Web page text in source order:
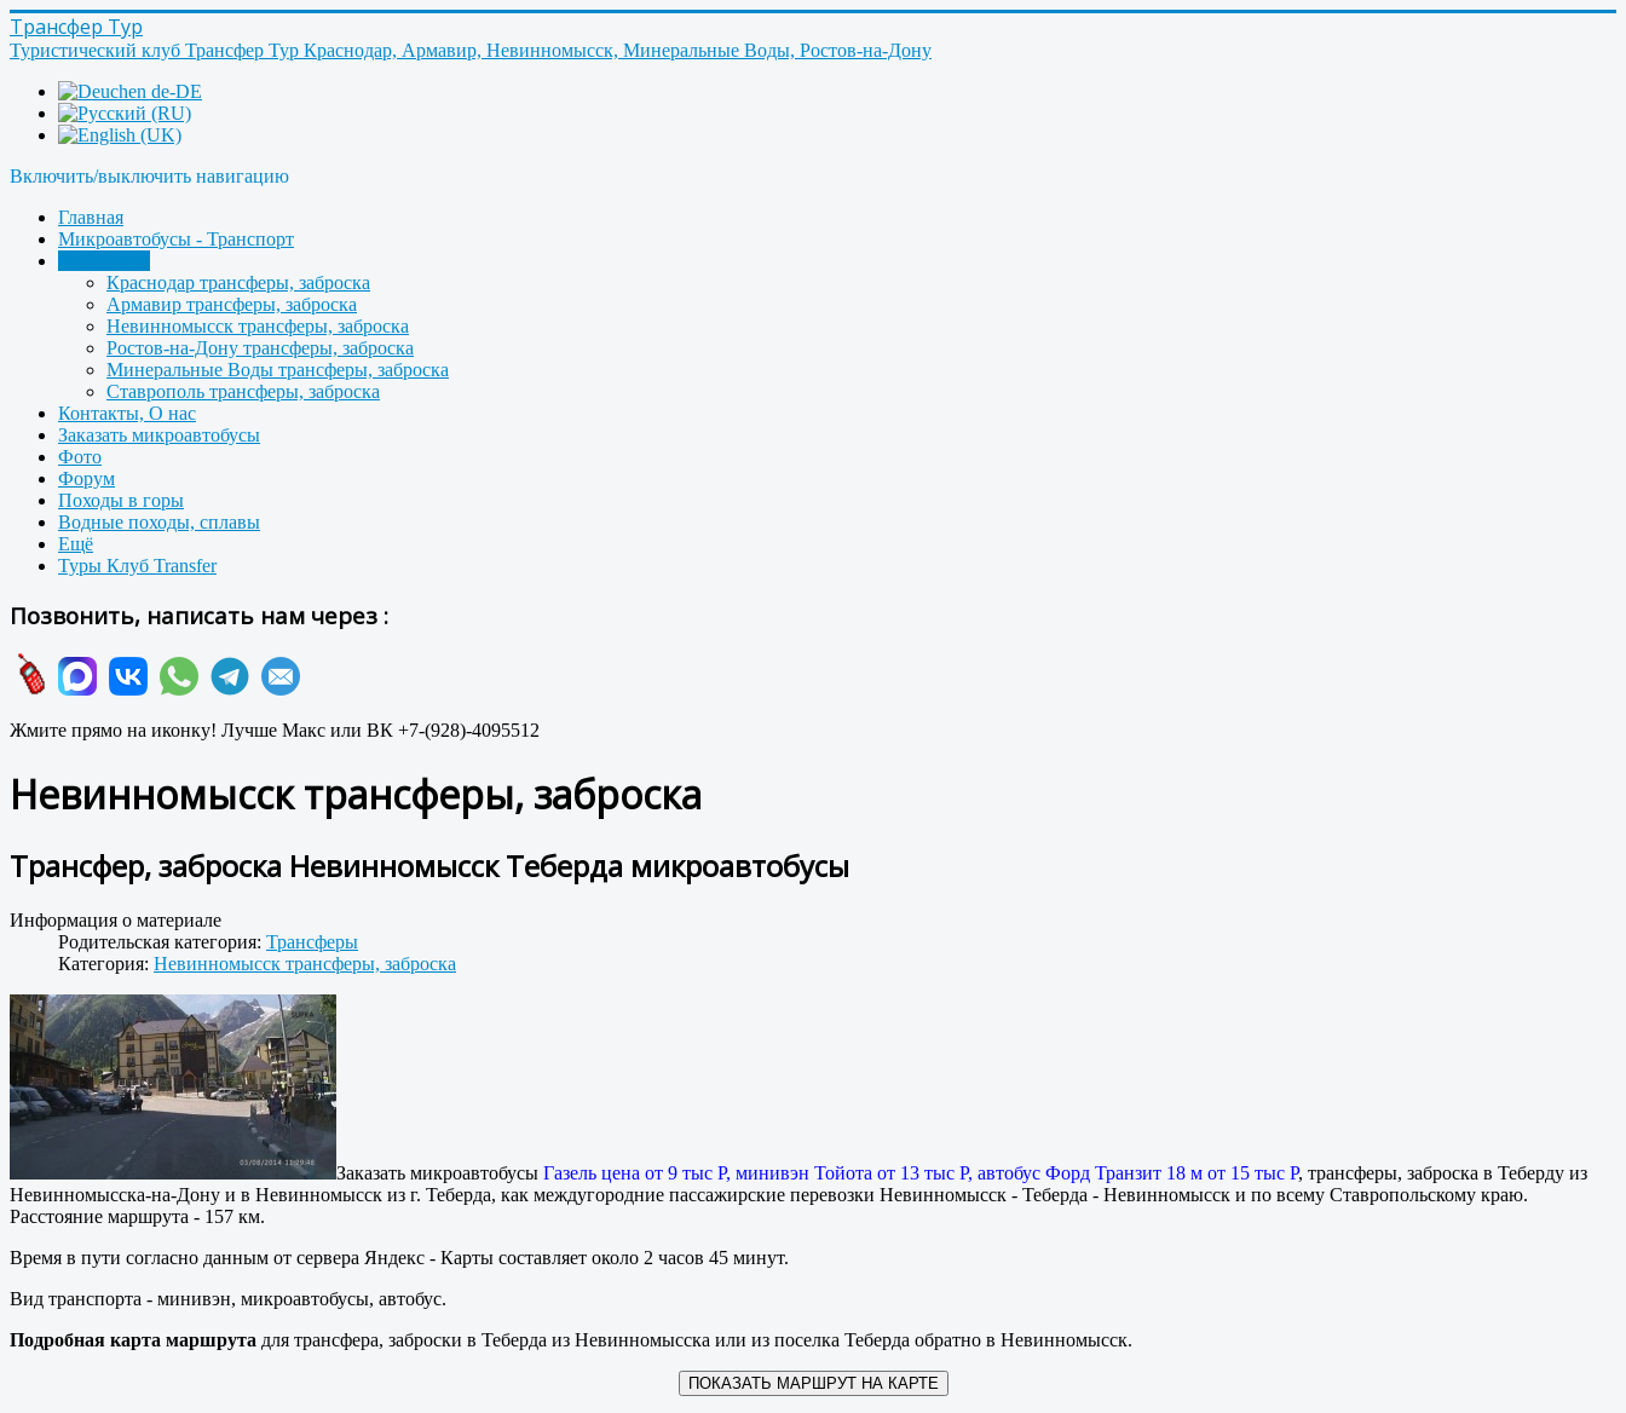
Трансфер Тур
Туристический клуб Трансфер Тур Краснодар, Армавир, Невинномысск, Минеральные Воды, Ростов-на-Дону
Включить/выключить навигацию
Главная
Микроавтобусы - Транспорт
Краснодар трансферы, заброска
Армавир трансферы, заброска
Невинномысск трансферы, заброска
Ростов-на-Дону трансферы, заброска
Минеральные Воды трансферы, заброска
Ставрополь трансферы, заброска
Контакты, О нас
Заказать микроавтобусы
Фото
Форум
Походы в горы
Водные походы, сплавы
Ещё
Туры Клуб Transfer
Позвонить, написать нам через :
Жмите прямо на иконку! Лучше Макс или ВК +7-(928)-4095512
Невинномысск трансферы, заброска
Трансфер, заброска Невинномысск Теберда микроавтобусы
Информация о материале
Родительская категория: Трансферы
Категория: Невинномысск трансферы, заброска
Заказать микроавтобусы Газель цена от 9 тыс Р, минивэн Тойота от 13 тыс Р, автобус Форд Транзит 18 м от 15 тыс Р, трансферы, заброска в Теберду из
Невинномысска-на-Дону и в Невинномысск из г. Теберда, как междугородние пассажирские перевозки Невинномысск - Теберда - Невинномысск и по всему Ставропольскому краю.
Расстояние маршрута - 157 км.
Время в пути согласно данным от сервера Яндекс - Карты составляет около 2 часов 45 минут.
Вид транспорта - минивэн, микроавтобусы, автобус.
Подробная карта маршрута для трансфера, заброски в Теберда из Невинномысска или из поселка Теберда обратно в Невинномысск.
ПОКАЗАТЬ МАРШРУТ НА КАРТЕ